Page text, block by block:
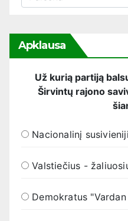
Apklausa
Už kurią partiją
Širvintų rajono
Nacionalinį
Valstiečius -
Demokratus